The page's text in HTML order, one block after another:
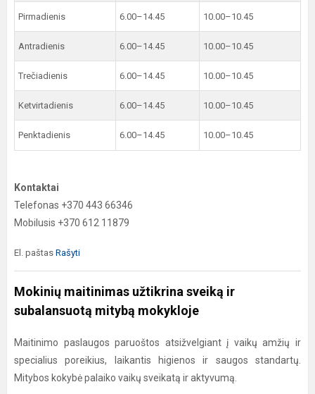
Pirmadienis 6.00–14.45 10.00–10.45
Antradienis 6.00–14.45 10.00–10.45
Trečiadienis 6.00–14.45 10.00–10.45
Ketvirtadienis 6.00–14.45 10.00–10.45
Penktadienis 6.00–14.45 10.00–10.45
Kontaktai
Telefonas +370 443 66346
Mobilusis +370 612 11879
El. paštas Rašyti
Mokinių maitinimas užtikrina sveiką ir
subalansuotą mitybą mokykloje
Maitinimo paslaugos paruoštos atsižvelgiant į vaikų amžių ir
specialius poreikius, laikantis higienos ir saugos standartų.
Mitybos kokybė palaiko vaikų sveikatą ir aktyvumą.